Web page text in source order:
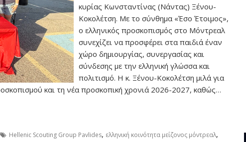
κυρίας Κωνσταντίνας (Νάντας) Ξένου-
Κοκολέτση. Με το σύνθημα «Έσο Έτοιμος»,
ο ελληνικός προσκοπισμός στο Μόντρεαλ
συνεχίζει να προσφέρει στα παιδιά έναν
χώρο δημιουργίας, συνεργασίας και
σύνδεσης με την ελληνική γλώσσα και
πολιτισμό. Η κ. Ξένου-Κοκολέτση μιλά για
και τη νέα προσκοπική χρονιά 2026-2027, καθώς…
Hellenic Scouting Group Pavlides, ελληνική κοινότητα μείζονος μόντρεαλ,